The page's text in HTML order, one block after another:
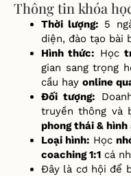
Thông tin khóa
Thời lượng: 5
diện, đào tạo bài
Hình thức: Học
gian sang trọng
cầu hay online
Đối tượng:
truyền thông và
phong thái &
Loại hình: Học
coaching 1:1 cá
Đây là cơ hội để